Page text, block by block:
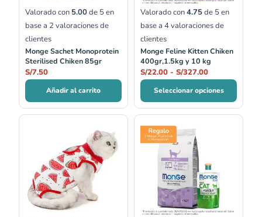
Valorado con 5.00de 5 en
base a 2 valoraciones de
clientes
Monge Sachet Monoprotein
Sterilised Chiken 85gr
S/7.50
Añadir al carrito
Valorado con4.75de 5 en
base a 4valoraciones de
clientes
Monge Feline Kitten Chiken
400gr,1.5kg y 10 kg
S/22.00 - S/327.00
Seleccionar opciones
de
precios:
desde
S/35.00
S/42.00
desde
S/20.00
hasta
S/333.00